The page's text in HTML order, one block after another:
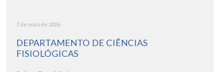
7 de maio de 2026
DEPARTAMENTO DE CIÊNCIAS
FISIOLÓGICAS